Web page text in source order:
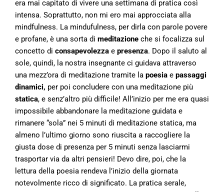
era mai capitato di vivere una settimana di pratica così
intensa. Soprattutto, non mi ero mai approcciata alla
mindfulness. La mindufulness, per dirla con parole povere
e profane, è una sorta di meditazione che si focalizza sul
concetto di consapevolezza e presenza. Dopo il saluto al
sole, quindi, la nostra insegnante ci guidava attraverso
una mezz’ora di meditazione tramite la poesia e passaggi
dinamici, per poi concludere con una meditazione più
statica, e senz’altro più difficile! All’inizio per me era quasi
impossibile abbandonare la meditazione guidata e
rimanere “sola” nei 5 minuti di meditazione statica, ma
almeno l’ultimo giorno sono riuscita a raccogliere la
giusta dose di presenza per 5 minuti senza lasciarmi
trasportar via da altri pensieri! Devo dire, poi, che la
lettura della poesia rendeva l’inizio della giornata
notevolmente ricco di significato. La pratica serale,